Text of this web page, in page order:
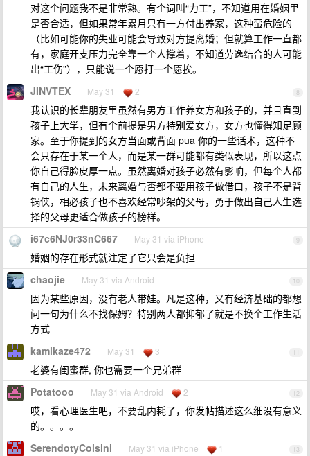
对这个问题我不是非常熟。有个词叫“力工”，不知道用在婚姻里
是否合适，但如果常年累月只有一方付出养家，这种蛮危险的
（比如可能你的失业可能会导致对方提离婚；但就算工作一直都
有，家庭开支压力完全靠一个人撑着，不知道劳逸结合的人可能
出“工伤”），只能说一个愿打一个愿挨。
8
JINVTEX May 31 2
我认识的长辈朋友里虽然有男方工作养女方和孩子的，并且直到
孩子上大学，但有个前提是男方特别爱女方，女方也懂得知足顾
家。至于你提到的女方当面或背面 pua 你的一些话术，这种不
会只存在于某一个人，而是某一群可能都有类似表现，所以这点
你自己得脸皮厚一点。虽然离婚对孩子必然有影响，但每个人都
有自己的人生，未来离婚与否都不要用孩子做借口，孩子不是背
锅侠，相必孩子也不喜欢经常吵架的父母，勇于做出自己人生选
择的父母更适合做孩子的榜样。
9
i67c6NJ0r33nC667 May 31 via iPhone
婚姻的存在形式就注定了它只会是负担
10
chaojie May 31 via Android
因为某些原因，没有老人带娃。凡是这种，又有经济基础的都想
问一句为什么不找保姆？特别两人都抑郁了就是不换个工作生活
方式
11
kamikaze472 May 31 3
老婆有闺蜜群, 你也需要一个兄弟群
12
Potatooo May 31 via Android 2
哎，看心理医生吧，不要乱内耗了，你发帖描述这么细没有意义
的。。。。
13
SerendotyCoisini May 31 via iPhone 1